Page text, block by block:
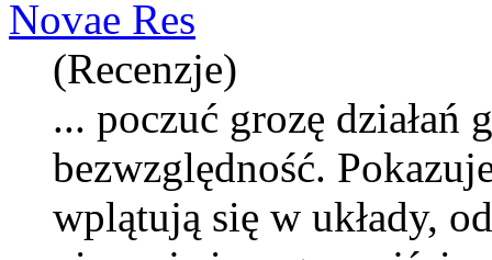
Novae Res
(Recenzje)
... poczuć grozę
bezwzględność.
wplątują się w układy,